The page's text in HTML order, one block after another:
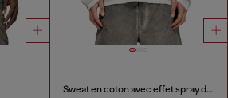
Sweat en coton avec effet spray de couleur